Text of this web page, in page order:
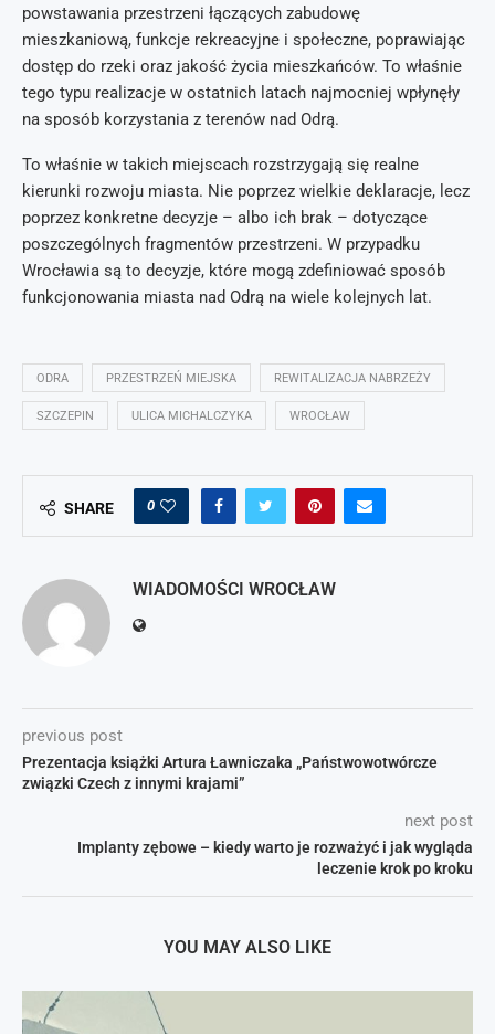
powstawania przestrzeni łączących zabudowę
mieszkaniową, funkcje rekreacyjne i społeczne, poprawiając
dostęp do rzeki oraz jakość życia mieszkańców. To właśnie
tego typu realizacje w ostatnich latach najmocniej wpłynęły
na sposób korzystania z terenów nad Odrą.
To właśnie w takich miejscach rozstrzygają się realne
kierunki rozwoju miasta. Nie poprzez wielkie deklaracje, lecz
poprzez konkretne decyzje – albo ich brak – dotyczące
poszczególnych fragmentów przestrzeni. W przypadku
Wrocławia są to decyzje, które mogą zdefiniować sposób
funkcjonowania miasta nad Odrą na wiele kolejnych lat.
ODRA PRZESTRZEŃ MIEJSKA REWITALIZACJA NABRZEŻY
SZCZEPIN ULICA MICHALCZYKA WROCŁAW
SHARE 0
WIADOMOŚCI WROCŁAW
previous post
Prezentacja książki Artura Ławniczaka „Państwowotwórcze
związki Czech z innymi krajami”
next post
Implanty zębowe – kiedy warto je rozważyć i jak wygląda
leczenie krok po kroku
YOU MAY ALSO LIKE